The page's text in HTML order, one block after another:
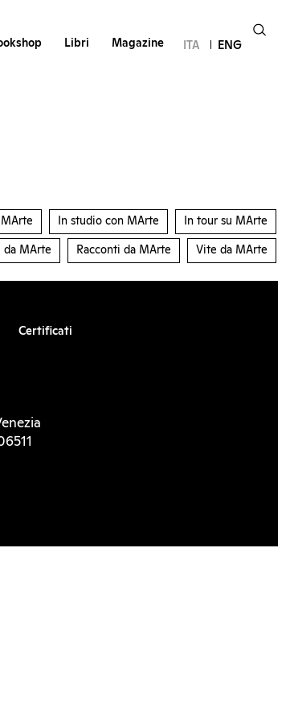
Libri Magazine ITA ENG
In studio con MArte In tour su MArte
da MArte Racconti da MArte Vite da MArte
Certificati